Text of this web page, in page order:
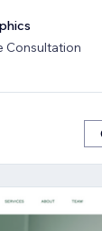
572-4483 Free Consultation